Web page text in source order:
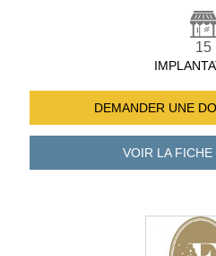
15
DEMANDER UNE
VOIR LA FICHE